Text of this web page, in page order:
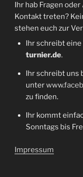
Ihr hab Fragen
Kontakt treten?
stehen euch zur
Ihr schreibt eine
turnier.de.
Ihr schreibt uns
unter
zu finden.
Ihr kommt
Sonntags bis
Impressum